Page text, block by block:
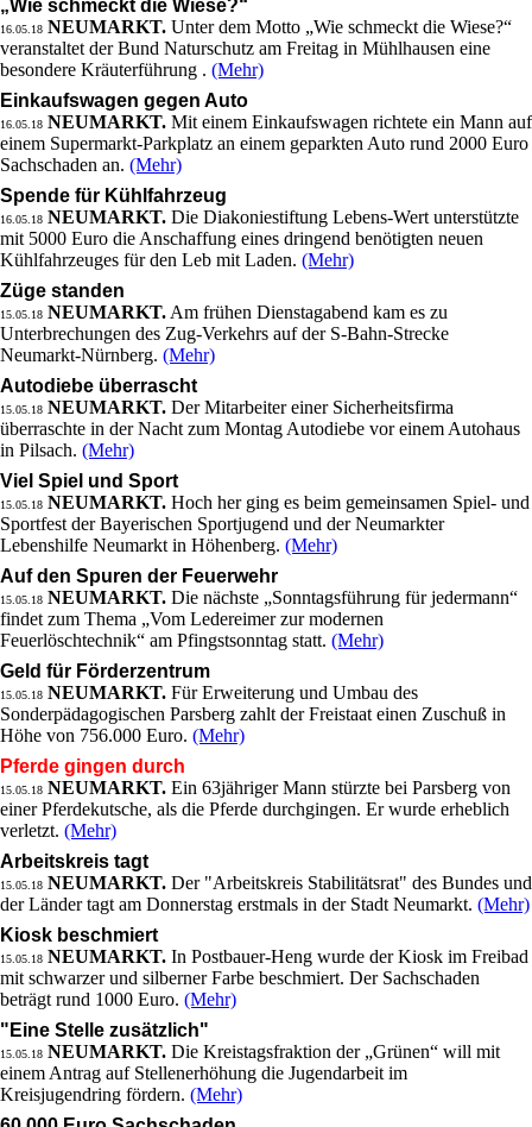
„Wie schmeckt die Wiese?“
16.05.18 NEUMARKT. Unter dem Motto „Wie schmeckt die Wiese?“
veranstaltet der Bund Naturschutz am Freitag in Mühlhausen eine
besondere Kräuterführung . (Mehr)
Einkaufswagen gegen Auto
16.05.18 NEUMARKT. Mit einem Einkaufswagen richtete ein Mann auf
einem Supermarkt-Parkplatz an einem geparkten Auto rund 2000 Euro
Sachschaden an. (Mehr)
Spende für Kühlfahrzeug
16.05.18 NEUMARKT. Die Diakoniestiftung Lebens-Wert unterstützte
mit 5000 Euro die Anschaffung eines dringend benötigten neuen
Kühlfahrzeuges für den Leb mit Laden. (Mehr)
Züge standen
15.05.18 NEUMARKT. Am frühen Dienstagabend kam es zu
Unterbrechungen des Zug-Verkehrs auf der S-Bahn-Strecke
Neumarkt-Nürnberg. (Mehr)
Autodiebe überrascht
15.05.18 NEUMARKT. Der Mitarbeiter einer Sicherheitsfirma
überraschte in der Nacht zum Montag Autodiebe vor einem Autohaus
in Pilsach. (Mehr)
Viel Spiel und Sport
15.05.18 NEUMARKT. Hoch her ging es beim gemeinsamen Spiel- und
Sportfest der Bayerischen Sportjugend und der Neumarkter
Lebenshilfe Neumarkt in Höhenberg. (Mehr)
Auf den Spuren der Feuerwehr
15.05.18 NEUMARKT. Die nächste „Sonntagsführung für jedermann“
findet zum Thema „Vom Ledereimer zur modernen
Feuerlöschtechnik“ am Pfingstsonntag statt. (Mehr)
Geld für Förderzentrum
15.05.18 NEUMARKT. Für Erweiterung und Umbau des
Sonderpädagogischen Parsberg zahlt der Freistaat einen Zuschuß in
Höhe von 756.000 Euro. (Mehr)
Pferde gingen durch
15.05.18 NEUMARKT. Ein 63jähriger Mann stürzte bei Parsberg von
einer Pferdekutsche, als die Pferde durchgingen. Er wurde erheblich
verletzt. (Mehr)
Arbeitskreis tagt
15.05.18 NEUMARKT. Der "Arbeitskreis Stabilitätsrat" des Bundes und
der Länder tagt am Donnerstag erstmals in der Stadt Neumarkt. (Mehr)
Kiosk beschmiert
15.05.18 NEUMARKT. In Postbauer-Heng wurde der Kiosk im Freibad
mit schwarzer und silberner Farbe beschmiert. Der Sachschaden
beträgt rund 1000 Euro. (Mehr)
"Eine Stelle zusätzlich"
15.05.18 NEUMARKT. Die Kreistagsfraktion der „Grünen“ will mit
einem Antrag auf Stellenerhöhung die Jugendarbeit im
Kreisjugendring fördern. (Mehr)